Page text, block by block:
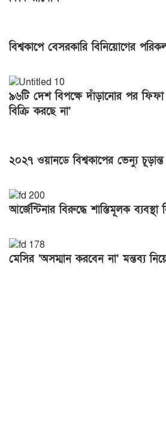
বিশ্বকাপে বেসরকারি বিনিয়োগের
৯৬টি দেশ বিপক্ষে দাঁড়ানোর পর
বিক্রি করছে না’
২০২৭ ওয়ানডে বিশ্বকাপের ভেন্যু
আর্জেন্টিনার বিরুদ্ধে শাস্তিমূলক ব্যবস্থা
মেসির ‘অসম্মান করবেন না’ মন্তব্য